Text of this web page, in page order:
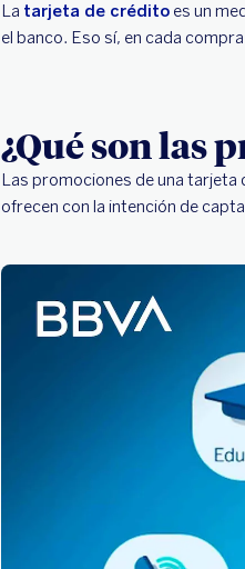
La tarjeta de crédito es un
el banco. Eso sí, en cada
¿Qué son las
Las promociones de una tarjeta
ofrecen con la intención de